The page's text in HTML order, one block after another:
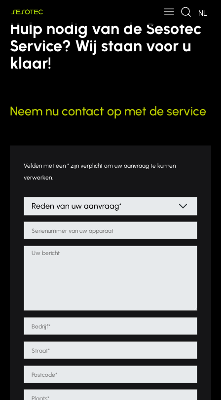
NL
Hulp nodig van de Sesotec
Service? Wij staan voor u
klaar!
Neem nu contact op met de service
Velden met een * zijn verplicht om uw aanvraag te kunnen
verwerken.